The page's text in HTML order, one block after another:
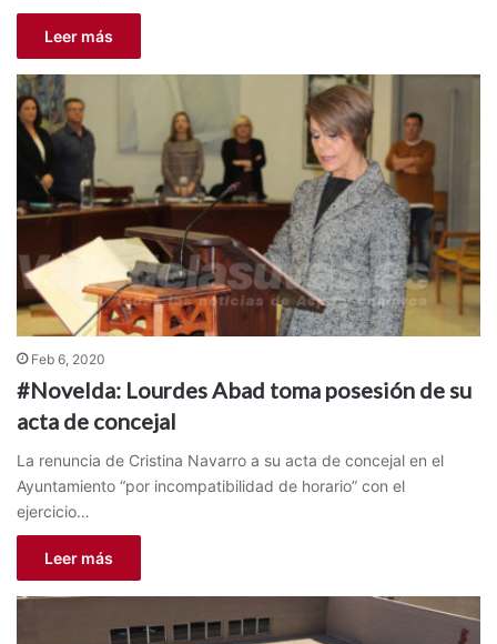
Leer más
Feb 6, 2020
#Novelda: Lourdes Abad toma posesión de su
acta de concejal
La renuncia de Cristina Navarro a su acta de concejal en el
Ayuntamiento “por incompatibilidad de horario” con el
ejercicio…
Leer más